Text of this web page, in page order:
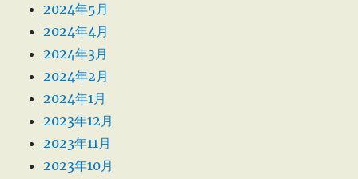
2024年5月
2024年4月
2024年3月
2024年2月
2024年1月
2023年12月
2023年11月
2023年10月